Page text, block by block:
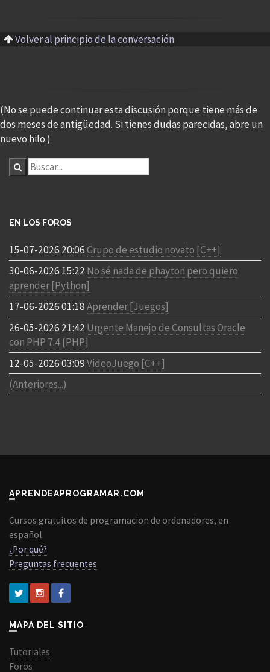
Volver al principio de la conversación
(No se puede continuar esta discusión porque tiene más de
dos meses de antigüedad. Si tienes dudas parecidas, abre un
nuevo hilo.)
EN LOS FOROS
15-07-2026 20:06Grupo de estudio novato [C++]
30-06-2026 15:22 No sé nada de phayton pero quiero
aprender [Python]
17-06-2026 01:18Aprender [Juegos]
26-05-2026 21:42 Urgente Manejo de Consultas Oracle
con PHP 7.4 [PHP]
12-05-2026 03:09VideoJuego [C++]
(Anteriores...)
APRENDEAPROGRAMAR.COM
Cursos gratuitos de programacion de ordenadores, en
español
¿Por qué?
Preguntas frecuentes
MAPA DEL SITIO
Tutoriales
Foros